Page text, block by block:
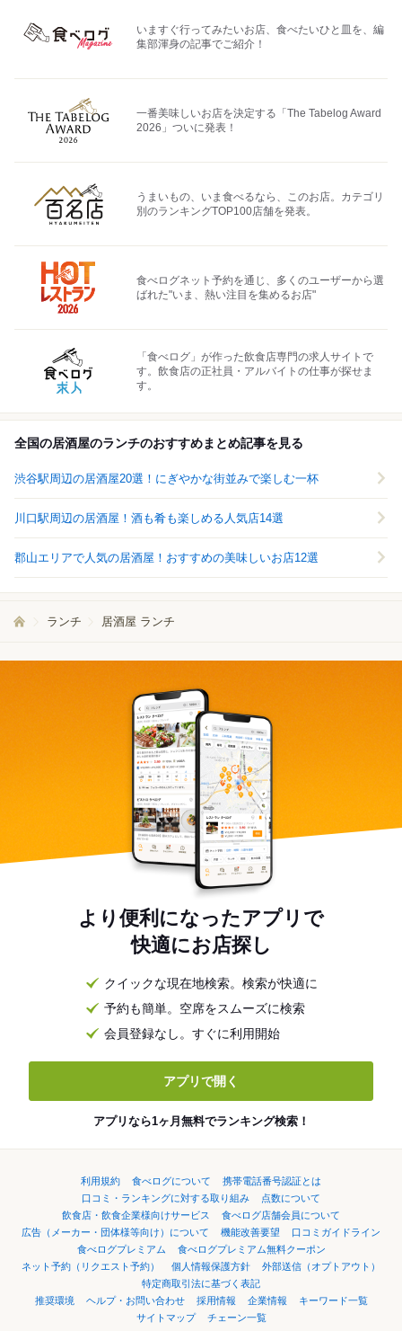
いますぐ行ってみたいお店、食べたいひと皿を、編
集部渾身の記事でご紹介！
一番美味しいお店を決定する「The Tabelog Award
2026」ついに発表！
うまいもの、いま食べるなら、このお店。カテゴリ
別のランキングTOP100店舗を発表。
食べログネット予約を通じ、多くのユーザーから選
ばれた"いま、熱い注目を集めるお店"
「食べログ」が作った飲食店専門の求人サイトで
す。飲食店の正社員・アルバイトの仕事が探せま
す。
全国の居酒屋のランチのおすすめまとめ記事を見る
渋谷駅周辺の居酒屋20選！にぎやかな街並みで楽しむ一杯
川口駅周辺の居酒屋！酒も肴も楽しめる人気店14選
郡山エリアで人気の居酒屋！おすすめの美味しいお店12選
ランチ 居酒屋 ランチ
より便利になったアプリで
快適にお店探し
クイックな現在地検索。検索が快適に
予約も簡単。空席をスムーズに検索
会員登録なし。すぐに利用開始
アプリで開く
アプリなら1ヶ月無料でランキング検索！
利用規約 食べログについて
携帯電話番号認証とは
口コミ・ランキングに対する取り組み
点数について
飲食店・飲食企業様向けサービス
食べログ店舗会員について
広告（メーカー・団体様等向け）について
機能改善要望
口コミガイドライン
食べログプレミアム
食べログプレミアム無料クーポン
ネット予約（リクエスト予約）
個人情報保護方針
外部送信（オプトアウト）
特定商取引法に基づく表記
推奨環境
ヘルプ・お問い合わせ 採用情報 企業情報
キーワード一覧
サイトマップ
チェーン一覧